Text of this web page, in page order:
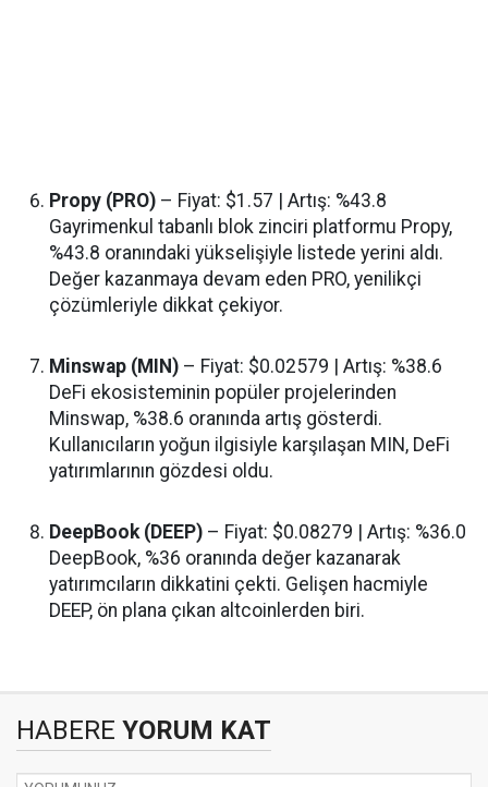
Propy (PRO) – Fiyat: $1.57 | Artış: %43.8
Gayrimenkul tabanlı blok zinciri platformu Propy,
%43.8 oranındaki yükselişiyle listede yerini aldı.
Değer kazanmaya devam eden PRO, yenilikçi
çözümleriyle dikkat çekiyor.
Minswap (MIN) – Fiyat: $0.02579 | Artış: %38.6
DeFi ekosisteminin popüler projelerinden
Minswap, %38.6 oranında artış gösterdi.
Kullanıcıların yoğun ilgisiyle karşılaşan MIN, DeFi
yatırımlarının gözdesi oldu.
DeepBook (DEEP) – Fiyat: $0.08279 | Artış: %36.0
DeepBook, %36 oranında değer kazanarak
yatırımcıların dikkatini çekti. Gelişen hacmiyle
DEEP, ön plana çıkan altcoinlerden biri.
HABERE YORUM KAT